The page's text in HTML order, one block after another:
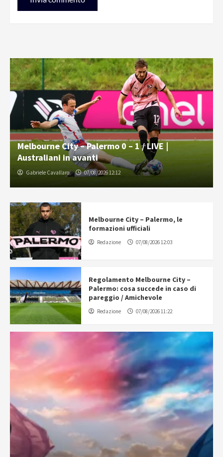
Melbourne City – Palermo 0 – 1 / LIVE |
Australiani in avanti
Gabriele Cavallaro 07/08/2026 12:12
Melbourne City – Palermo, le
formazioni ufficiali
Redazione 07/08/2026 12:03
Regolamento Melbourne City –
Palermo: cosa succede in caso di
pareggio / Amichevole
Redazione 07/08/2026 11:22